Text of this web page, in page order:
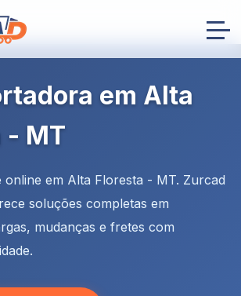
em Alta
- MT
online em Alta Floresta - MT. Zurcad
soluções completas em
mudanças e fretes com